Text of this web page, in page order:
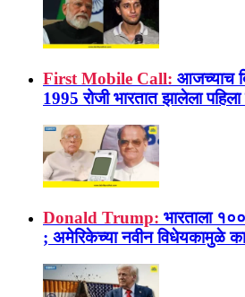
First Mobile Call: आजच्याच
1995 रोजी भारतात झालेला
Donald Trump: भारताला
; अमेरिकेच्या नवीन विधेयकामुळे